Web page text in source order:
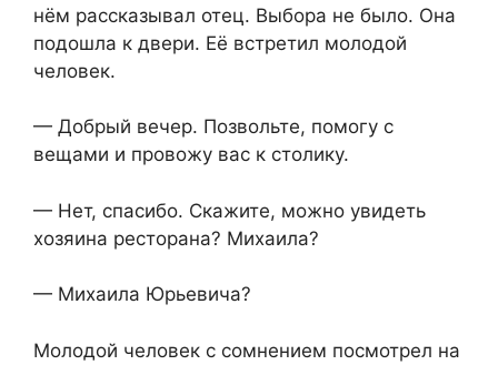
нём рассказывал отец. Выбора не было. Она
подошла к двери. Её встретил молодой
человек.
— Добрый вечер. Позвольте, помогу с
вещами и провожу вас к столику.
— Нет, спасибо. Скажите, можно увидеть
хозяина ресторана? Михаила?
— Михаила Юрьевича?
Молодой человек с сомнением посмотрел на